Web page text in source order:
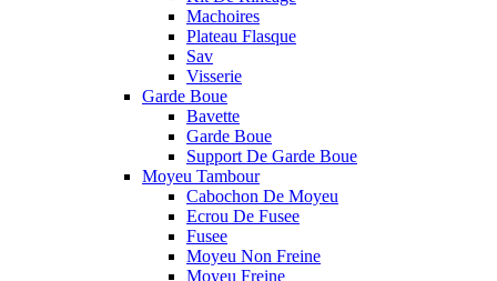
Machoires
Plateau Flasque
Sav
Visserie
Garde Boue
Bavette
Garde Boue
Support De Garde Boue
Moyeu Tambour
Cabochon De Moyeu
Ecrou De Fusee
Fusee
Moyeu Non Freine
Moyeu Freine